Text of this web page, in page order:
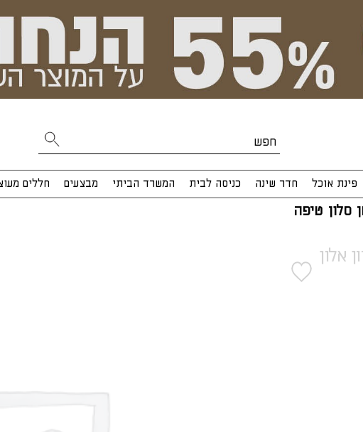
פינת אוכל חדר שינה כניסה לבית המשרד הביתי מבצעים חללים
סלון טיפה
ס"מ בגוון אלון